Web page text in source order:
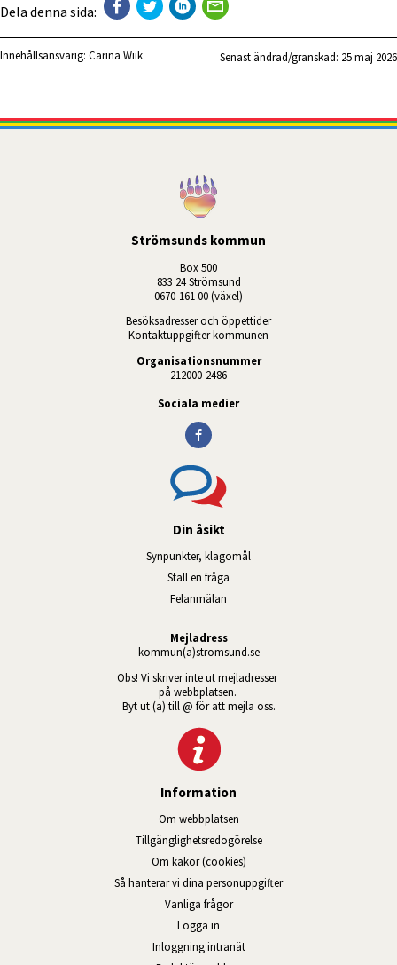
Dela denna sida:
Innehållsansvarig: Carina Wiik Senast ändrad/granskad: 25 maj 2026
Strömsunds kommun
Box 500
833 24 Strömsund
0670-161 00 (växel)
Besöksadresser och öppettider
Kontaktuppgifter kommunen
Organisationsnummer
212000-2486
Sociala medier
Din åsikt
Synpunkter, klagomål
Ställ en fråga
Felanmälan
Mejladress
kommun(a)stromsund.se
Obs! Vi skriver inte ut mejladresser
på webbplatsen.
Byt ut (a) till @ för att mejla oss.
Information
Om webbplatsen
Tillgänglig­hets­redo­görelse
Om kakor (cookies)
Så hanterar vi dina personuppgifter
Vanliga frågor
Logga in
Inloggning intranätÖppnas i nytt fönster.